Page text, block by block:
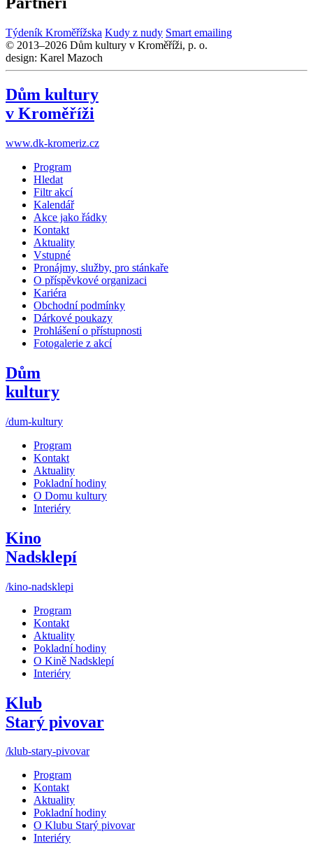
Týdeník Kroměřížska Kudy z nudy Smart emailing
© 2013–2026 Dům kultury v Kroměříži, p. o.
design: Karel Mazoch
Dům kultury
v Kroměříži
www.dk-kromeriz.cz
Program
Hledat
Filtr akcí
Kalendář
Akce jako řádky
Kontakt
Aktuality
Vstupné
Pronájmy, služby, pro stánkaře
O příspěvkové organizaci
Kariéra
Obchodní podmínky
Dárkové poukazy
Prohlášení o přístupnosti
Fotogalerie z akcí
Dům
kultury
/dum-kultury
Program
Kontakt
Aktuality
Pokladní hodiny
O Domu kultury
Interiéry
Kino
Nadsklepí
/kino-nadsklepi
Program
Kontakt
Aktuality
Pokladní hodiny
O Kině Nadsklepí
Interiéry
Klub
Starý pivovar
/klub-stary-pivovar
Program
Kontakt
Aktuality
Pokladní hodiny
O Klubu Starý pivovar
Interiéry